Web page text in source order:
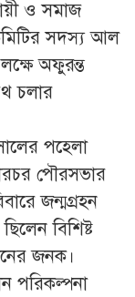
ও সমাজ
সদস্য আল
অফুরন্ত
চলার
পহেলা
পৌরসভার
জন্মগ্রহন
বিশিষ্ট
জনক।
পরিকল্পনা